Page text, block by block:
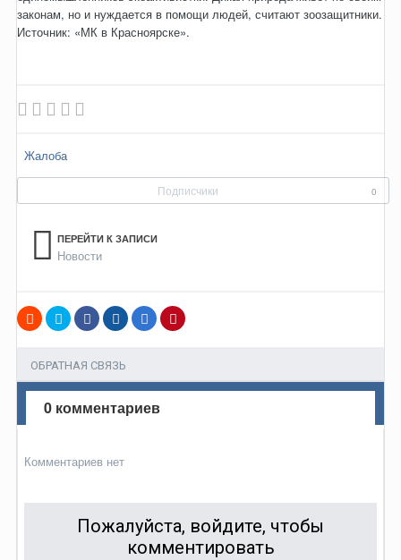
законам, но и нуждается в помощи людей, считают зоозащитники.
Источник: «МК в Красноярске».
Жалоба
Подписчики 0
ПЕРЕЙТИ К ЗАПИСИ
Новости
ОБРАТНАЯ СВЯЗЬ
0 комментариев
Комментариев нет
Пожалуйста, войдите, чтобы
комментировать